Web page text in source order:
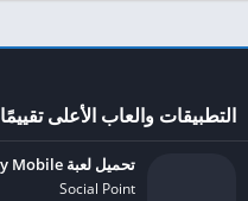
التطبيقات والعاب الأعلى تقييمًا
تحميل لعبة Dragon City Mobile مهكرة للاندرويد 2024
Social Point‏